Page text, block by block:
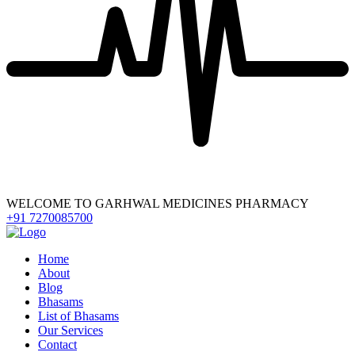
WELCOME TO GARHWAL MEDICINES PHARMACY
+91 7270085700
Home
About
Blog
Bhasams
List of Bhasams
Our Services
Contact